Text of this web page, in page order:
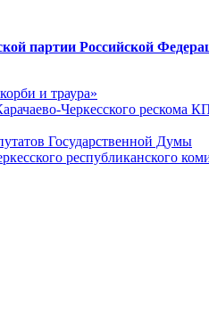
партии Российской
и траура»
Черкесского рескома
Государственной Думы
республиканского